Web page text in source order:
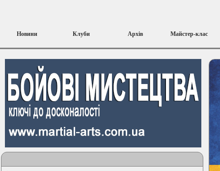
Новини Клуби Архів Майстер-клас